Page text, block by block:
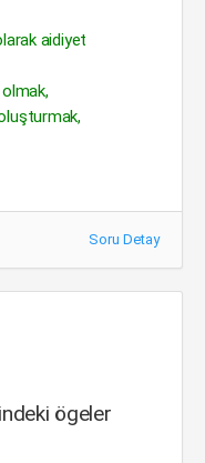
aidiyet
oluşturmak,
Soru Detay
ögeler